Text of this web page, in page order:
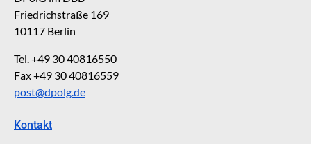
Friedrichstraße 169
10117 Berlin
Tel. +49 30 40816550
Fax +49 30 40816559
post@dpolg.de
Kontakt